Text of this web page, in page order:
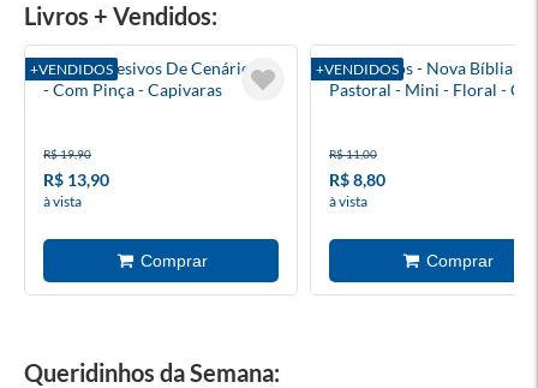
Livros + Vendidos:
+VENDIDOS
Kit De Adesivos De Cenário 3d
- Com Pinça - Capivaras
R$ 19,90
R$ 13,90
à vista
+VENDIDOS
Evangelhos - Nova Bíblia
Pastoral - Mini - Floral -
R$ 11,00
R$ 8,80
à vista
Queridinhos da Semana: